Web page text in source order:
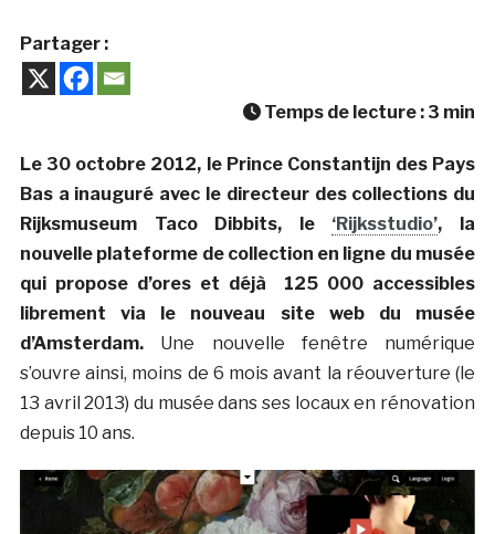
Partager :
Temps de lecture : 3 min
Le 30 octobre 2012, le Prince Constantijn des Pays
Bas a inauguré avec le directeur des collections du
Rijksmuseum Taco Dibbits, le ‘Rijksstudio’, la
nouvelle plateforme de collection en ligne du musée
qui propose d’ores et déjà 125 000 accessibles
librement via le nouveau site web du musée
d’Amsterdam.Une nouvelle fenêtre numérique
s’ouvre ainsi, moins de 6 mois avant la réouverture (le
13 avril 2013) du musée dans ses locaux en rénovation
depuis 10 ans.